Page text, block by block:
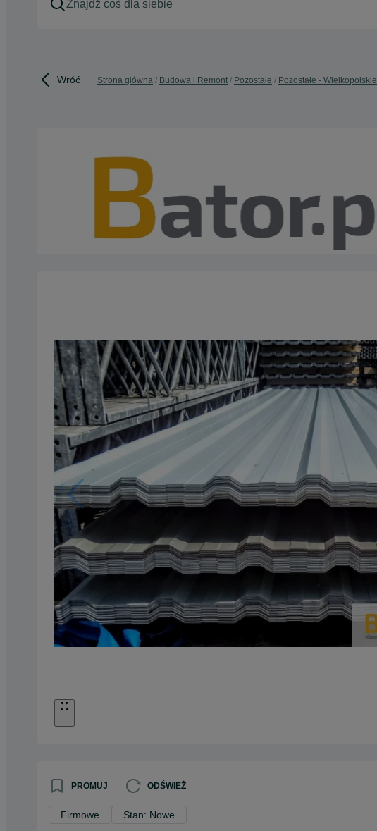
Wróć Strona główna Budowa i Remont Pozostałe Pozostałe - Wielkopolskie
PROMUJ ODŚWIEŻ
Firmowe Stan: Nowe